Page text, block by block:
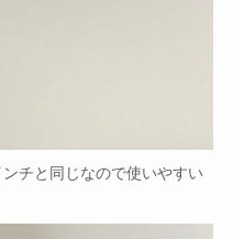
チと同じなので使いやすい